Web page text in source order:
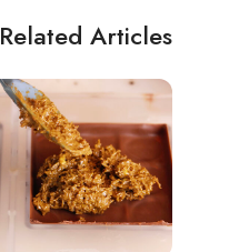
Related Articles